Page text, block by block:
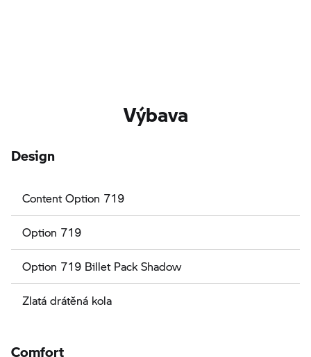
Výbava
Design
Content Option 719
Option 719
Option 719 Billet Pack Shadow
Zlatá drátěná kola
Comfort